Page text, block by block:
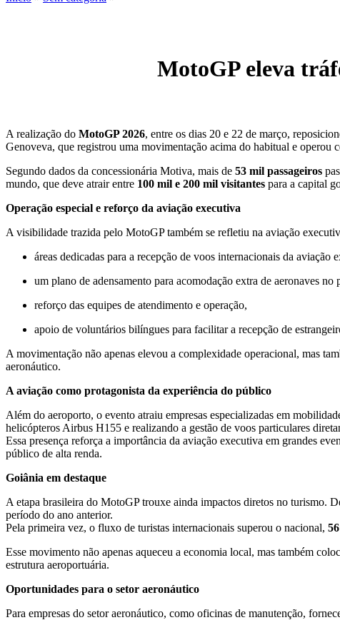
MotoGP eleva
A realização do MotoGP 2026, entre os dias 20 e 22 de março,
Genoveva, que registrou uma movimentação acima do habitual e operou
Segundo dados da concessionária Motiva, mais de 53 mil passageiros
mundo, que deve atrair entre 100 mil e 200 mil visitantes para a capital
Operação especial e reforço da aviação executiva
A visibilidade trazida pelo MotoGP também se refletiu na aviação
áreas dedicadas para a recepção de voos internacionais da aviação
um plano de adensamento para acomodação extra de aeronaves no
reforço das equipes de atendimento e operação,
apoio de voluntários bilíngues para facilitar a recepção de
A movimentação não apenas elevou a complexidade operacional, mas
aeronáutico.
A aviação como protagonista da experiência do público
Além do aeroporto, o evento atraiu empresas especializadas em
helicópteros Airbus H155 e realizando a gestão de voos particulares
Essa presença reforça a importância da aviação executiva em grandes
público de alta renda.
Goiânia em destaque
A etapa brasileira do MotoGP trouxe ainda impactos diretos no turismo.
período do ano anterior.
Pela primeira vez, o fluxo de turistas internacionais superou o nacional,
Esse movimento não apenas aqueceu a economia local, mas também
estrutura aeroportuária.
Oportunidades para o setor aeronáutico
Para empresas do setor aeronáutico, como oficinas de manutenção,